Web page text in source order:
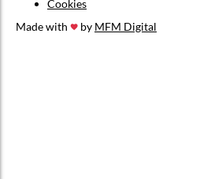
Cookies
Made with
by MFM Digital